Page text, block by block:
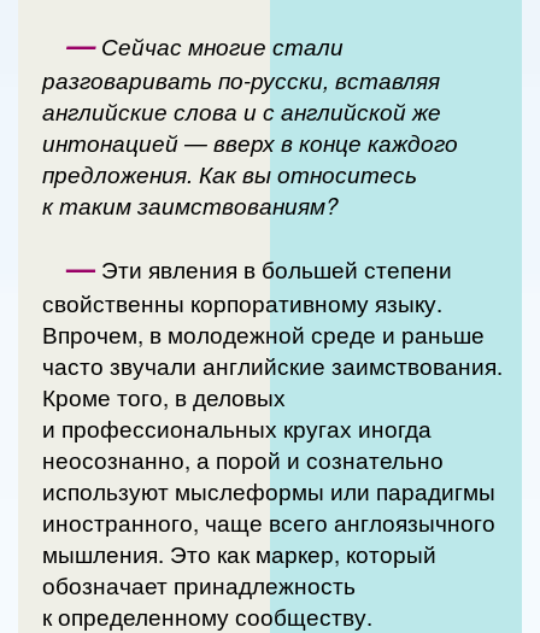
—Сейчас многие стали
разговаривать по-русски, вставляя
английские слова и с английской же
интонацией — вверх в конце каждого
предложения. Как вы относитесь
к таким заимствованиям?
— Эти явления в большей степени
свойственны корпоративному языку.
Впрочем, в молодежной среде и раньше
часто звучали английские заимствования.
Кроме того, в деловых
и профессиональных кругах иногда
неосознанно, а порой и сознательно
используют мыслеформы или парадигмы
иностранного, чаще всего англоязычного
мышления. Это как маркер, который
обозначает принадлежность
к определенному сообществу.